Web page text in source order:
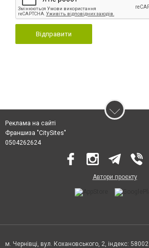
Відправити
Реклама на сайті
Франшиза "CitySites"
0504262624
Автори проєкту
м. Чернівці, вул. Кохановського, 2, індекс: 58002